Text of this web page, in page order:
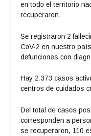
en todo el territorio
recuperaron.
Se registraron 2
CoV-2 en nuestro
defunciones con
Hay 2.373 casos
centros de cuidados
Del total de casos
corresponden a
se recuperaron, 110